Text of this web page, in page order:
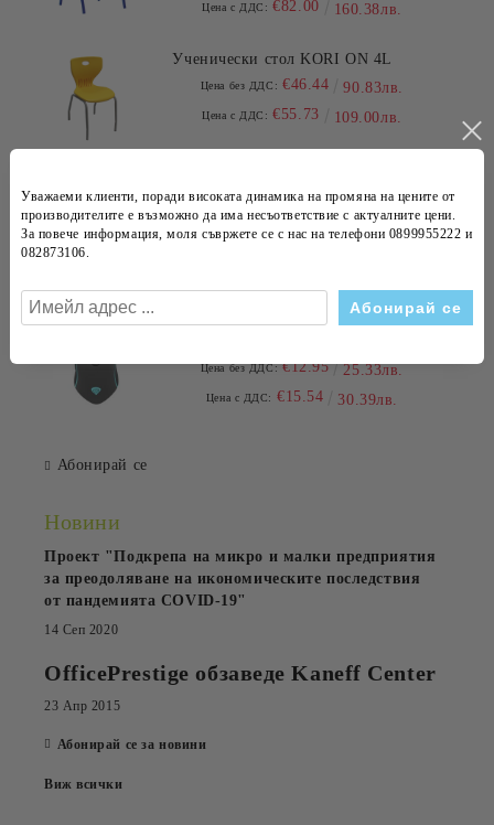
Цена с ДДС: €82.00 160.38лв.
Ученически стол KORI ON 4L
Цена без ДДС: €46.44 90.83лв.
Цена с ДДС: €55.73 109.00лв.
Цена без ДДС: €0.79 1.55лв.
Цена с ДДС:
Мишка, Genesis Gaming Mouse
Цена без ДДС: €12.95 25.33лв.
Цена с ДДС: €15.54 30.39лв.
Абонирай се
Новини
Проект "Подкрепа на микро и малки предприятия
за преодоляване на икономическите последствия
от пандемията COVID-19"
14 Сеп 2020
OfficePrestige обзаведе Kaneff Center
23 Апр 2015
Абонирай се за новини
Виж всички
Уважаеми клиенти, поради високата динамика на промяна на цените от
производителите е възможно да има несъответствие с актуалните цени.
За повече информация, моля съвржете се с нас на телефони 0899955222 и
082873106.